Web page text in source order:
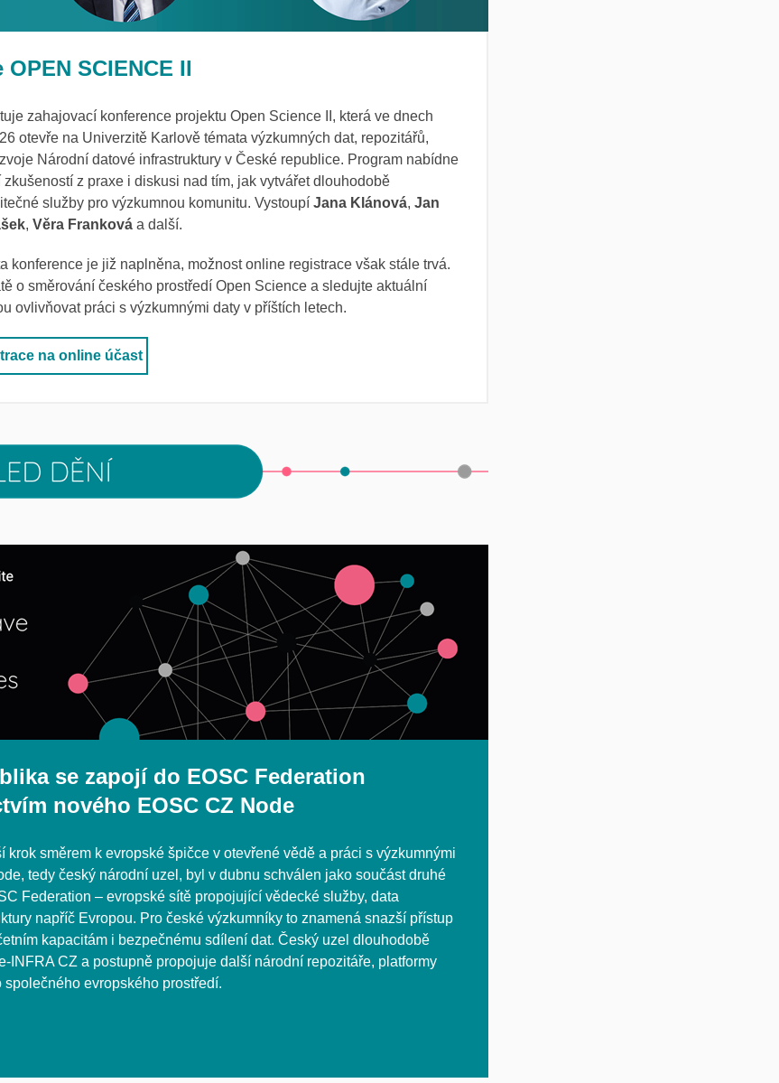
SCIENCE II
zahajovací konference projektu Open Science II, která ve dnech
otevře na Univerzitě Karlově témata výzkumných dat, repozitářů,
Národní datové infrastruktury v České republice. Program nabídne
zkušeností z praxe i diskusi nad tím, jak vytvářet dlouhodobě
služby pro výzkumnou komunitu. Vystoupí Jana Klánová, Jan
, Věra Franková a další.
konference je již naplněna, možnost online registrace však stále trvá.
o směrování českého prostředí Open Science a sledujte aktuální
ovlivňovat práci s výzkumnými daty v příštích letech.
na online účast
se zapojí do EOSC Federation
nového EOSC CZ Node
krok směrem k evropské špičce v otevřené vědě a práci s výzkumnými
tedy český národní uzel, byl v dubnu schválen jako součást druhé
Federation – evropské sítě propojující vědecké služby, data
napříč Evropou. Pro české výzkumníky to znamená snazší přístup
kapacitám i bezpečnému sdílení dat. Český uzel dlouhodobě
INFRA CZ a postupně propojuje další národní repozitáře, platformy
společného evropského prostředí.